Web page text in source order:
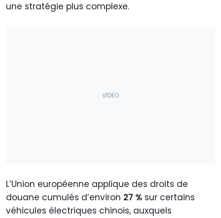
une stratégie plus complexe.
L’Union européenne applique des droits de
douane cumulés d’environ 27 % sur certains
véhicules électriques chinois, auxquels